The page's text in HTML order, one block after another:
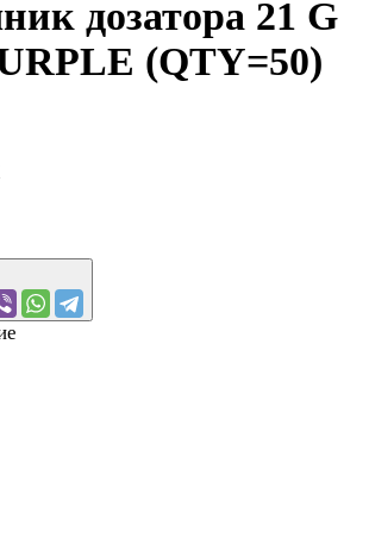
дозатора 21 G
(QTY=50)